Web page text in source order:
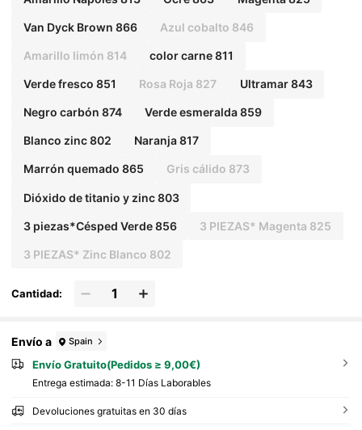
Van Dyck Brown 866 Azul cobalto 846
Amarillo limón 814 color carne 811
Verde fresco 851 Rosa Roja 827 Ultramar 843
Negro carbón 874 Verde esmeralda 859
Blanco zinc 802 Naranja 817
Marrón quemado 865 Gris cálido 873
Dióxido de titanio y zinc 803
3 piezas*Césped Verde 856 3 PIEZAS* Magenta 825
3 PIEZAS* Zinc Blanco 802
Cantidad:
Envío a Spain
Envío Gratuito(Pedidos ≥ 9,00€)
Entrega estimada: 8-11 Días Laborables
Devoluciones gratuitas en 30 días